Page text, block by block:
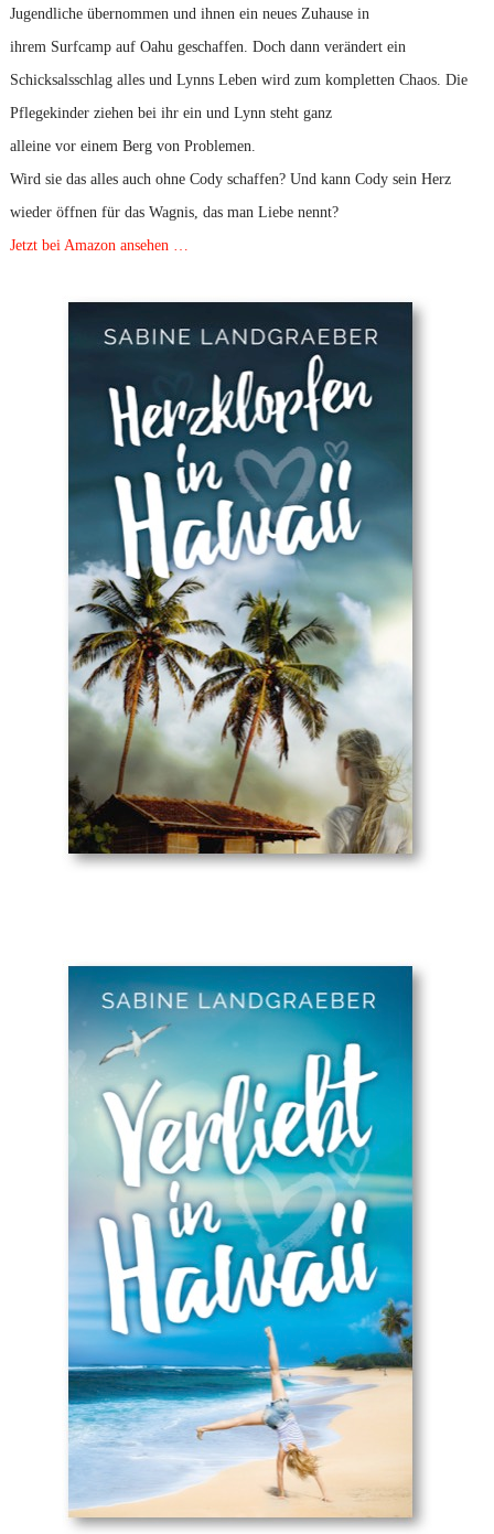
Jugendliche übernommen und ihnen ein neues Zuhause in
ihrem Surfcamp auf Oahu geschaffen. Doch dann verändert ein
Schicksalsschlag alles und Lynns Leben wird zum kompletten Chaos. Die
Pflegekinder ziehen bei ihr ein und Lynn steht ganz
alleine vor einem Berg von Problemen.
Wird sie das alles auch ohne Cody schaffen? Und kann Cody sein Herz
wieder öffnen für das Wagnis, das man Liebe nennt?
Jetzt bei Amazon ansehen …